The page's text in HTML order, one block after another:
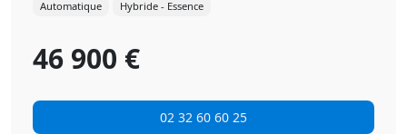
Automatique Hybride - Essence
46 900 €
02 32 60 60 25